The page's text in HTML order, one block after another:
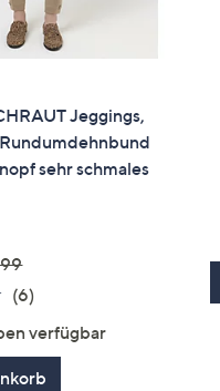
Jeggings,
sehr schmales
5.0
(6)
verfügbar